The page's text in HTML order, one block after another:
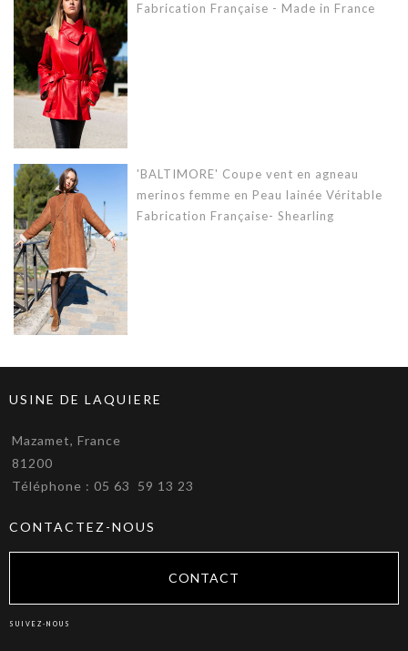
Fabrication Française - Made in France
'BALTIMORE' Coupe vent en agneau
merinos femme en Peau lainée Véritable
Fabrication Française- Shearling
USINE DE LAQUIERE
Mazamet, France
81200
Téléphone : 05 63 59 13 23
CONTACTEZ-NOUS
CONTACT
SUIVEZ-NOUS